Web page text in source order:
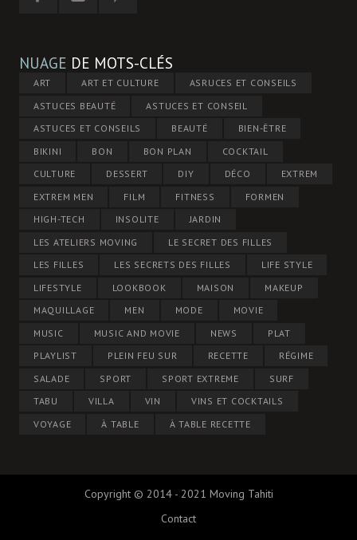
NUAGE DE MOTS-CLÉS
ART ART ET CULTURE
ASRUCES ET CONSEILS
ASTUCES BEAUTÉ
ASTUCES ET CONSEIL
ASTUCES ET CONSEILS
BEAUTÉ
BIEN-ÊTRE
BIKINI
BON BON PLAN
COCKTAIL
CULTURE
DESSERT DIY DÉCO
EXTREM
EXTREM MEN
FILM FITNESS
FORMEN
HIGH-TECH
INSOLITE
JARDIN
LES ATELIERS MOVING
LE SECRET DES FILLES
LES FILLES
LES SECRETS DES FILLES
LIFE STYLE
LIFESTYLE
LOOKBOOK MAISON
MAKEUP
MAQUILLAGE
MEN MODE
MOVIE
MUSIC
MUSIC AND MOVIE NEWS
PLAT
PLAYLIST
PLEIN FEU SUR RECETTE
RÉGIME
SALADE
SPORT SPORT EXTREME
SURF
TABU
VILLA VIN
VINS ET COCKTAILS
VOYAGE
À TABLE À TABLE RECETTE
Copyright © 2014 - 2021 Moving Tahiti
Contact